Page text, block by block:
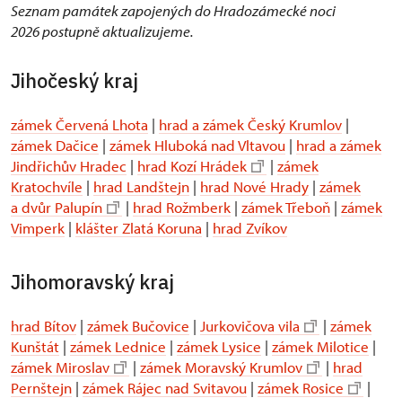
Seznam památek zapojených do Hradozámecké noci
2026 postupně aktualizujeme.
Jihočeský kraj
zámek Červená Lhota | hrad a zámek Český Krumlov |
zámek Dačice | zámek Hluboká nad Vltavou | hrad a zámek
Jindřichův Hradec | hrad Kozí Hrádek | zámek
Kratochvíle | hrad Landštejn | hrad Nové Hrady | zámek
a dvůr Palupín
| hrad Rožmberk | zámek Třeboň | zámek
Vimperk | klášter Zlatá Koruna | hrad Zvíkov
Jihomoravský kraj
hrad Bítov | zámek Bučovice | Jurkovičova vila | zámek
Kunštát | zámek Lednice | zámek Lysice | zámek Milotice |
zámek Miroslav
| zámek Moravský Krumlov | hrad
Pernštejn | zámek Rájec nad Svitavou | zámek Rosice |